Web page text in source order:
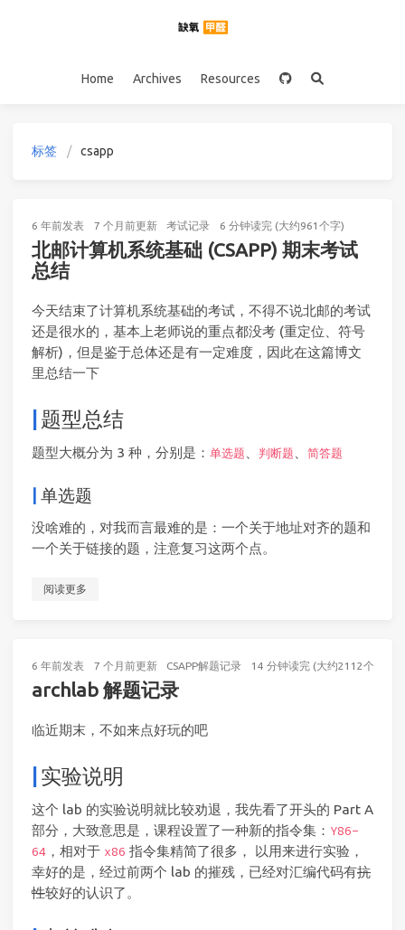
Home Archives Resources
标签 csapp
6 年前发表 7 个月前更新 考试记录 6 分钟读完 (大约961个字)
北邮计算机系统基础 (CSAPP) 期末考试
总结
今天结束了计算机系统基础的考试，不得不说北邮的考试
还是很水的，基本上老师说的重点都没考 (重定位、符号
解析)，但是鉴于总体还是有一定难度，因此在这篇博文
里总结一下
题型总结
题型大概分为 3 种，分别是： 单选题 判断题 简答题
单选题
没啥难的，对我而言最难的是：一个关于地址对齐的题和
一个关于链接的题，注意复习这两个点。
阅读更多
6 年前发表 7 个月前更新 CSAPP解题记录 14 分钟读完 (大约2112个字)
archlab 解题记录
临近期末，不如来点好玩的吧
实验说明
这个 lab 的实验说明就比较劝退，我先看了开头的 Part A
部分，大致意思是，课程设置了一种新的指令集： Y86-
64 ，相对于 x86 指令集精简了很多， 以用来进行实验，
幸好的是，经过前两个 lab 的摧残，已经对汇编代码有抗
性较好的认识了。